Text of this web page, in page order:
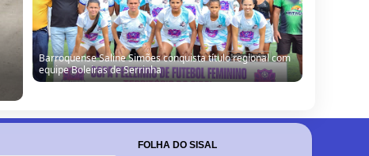
Barroquense Saline Simões conquista título regional com
equipe Boleiras de Serrinha
FOLHA DO SISAL